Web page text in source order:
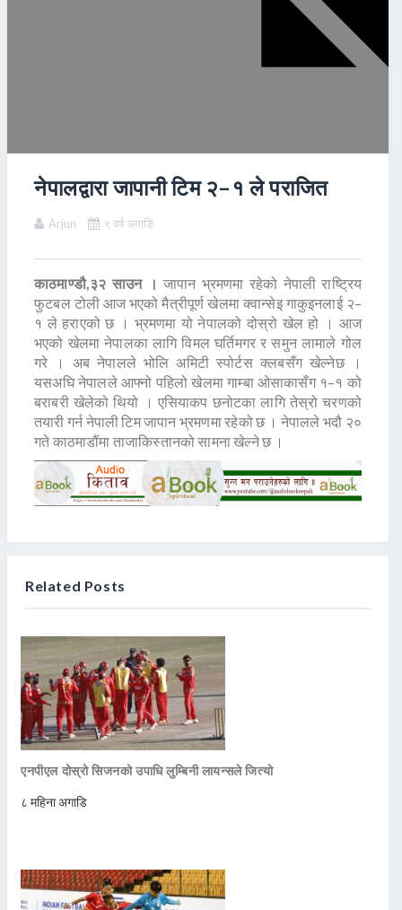
नेपालद्वारा जापानी टिम २–१ ले पराजित
Arjun ९ वर्ष अगाडि
काठमाण्डौ,३२ साउन । जापान भ्रमणमा रहेको नेपाली राष्ट्रिय
फुटबल टोली आज भएको मैत्रीपूर्ण खेलमा क्वान्सेइ गाकुइनलाई २–
१ ले हराएको छ । भ्रमणमा यो नेपालको दोस्रो खेल हो । आज
भएको खेलमा नेपालका लागि विमल घर्तिमगर र समुन लामाले गोल
गरे । अब नेपालले भोलि अमिटी स्पोर्टस क्लबसँग खेल्नेछ ।
यसअघि नेपालले आफ्नो पहिलो खेलमा गाम्बा ओसाकासँग १–१ को
बराबरी खेलेको थियो । एसियाकप छनोटका लागि तेस्रो चरणको
तयारी गर्न नेपाली टिम जापान भ्रमणमा रहेको छ । नेपालले भदौ २०
गते काठमाडौंमा ताजाकिस्तानको सामना खेल्ने छ ।
Related Posts
एनपीएल दोस्रो सिजनको उपाधि लुम्बिनी लायन्सले जित्यो
८ महिना अगाडि